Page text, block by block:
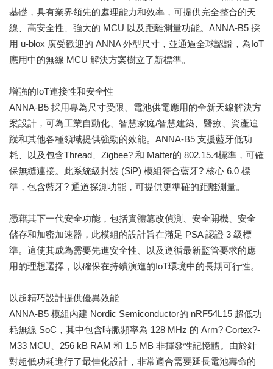
基礎，具有業界領先的處理能力和效率，可提供完全整合的天
線、高安全性、強大的 MCU 以及距離測量功能。ANNA-B5 採
用 u-blox 廣受歡迎的 ANNA 外型尺寸，並通過全球認證，為IoT
應用中的無線 MCU 解決方案樹立了新標準。
增強的IoT連接性和安全性
ANNA-B5 採用專為尺寸受限、電池供電應用的全新天線解決方
案設計，可為工業自動化、智慧家庭/智慧建築、醫療、資產追
蹤和其他各種領域提供強勁的效能。ANNA-B5 支援藍牙低功
耗、以及包含Thread、Zigbee? 和 Matter的 802.15.4標準，可確
保無縫連接。此系統級封裝 (SiP) 模組符合藍牙? 核心 6.0 標
準，包含藍牙? 通道探測功能，可提供更準確的距離測量。
憑藉其下一代安全功能，包括實體篡改偵測、安全開機、安全
儲存和加密加速器，此模組的設計旨在滿足 PSA 認證 3 級標
準。這使其成為需要先進安全性、以及遵循最新監管要求的應
用的理想選擇，以確保在持續演進的IoT環境中的長期可行性。
以超精巧設計提供優異效能
ANNA-B5 模組內建 Nordic Semiconductor的 nRF54L15 超低功
耗無線 SoC，其中包含時脈頻率為 128 MHz 的 Arm? Cortex?-
M33 MCU、256 kB RAM 和 1.5 MB 非揮發性記憶體。由於針
對超低功耗進行了最佳化設計，非常適合需要延長電池壽命的